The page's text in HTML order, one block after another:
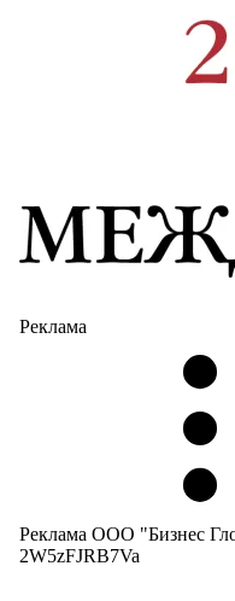
Реклама
Реклама ООО "Бизнес
2W5zFJRB7Va